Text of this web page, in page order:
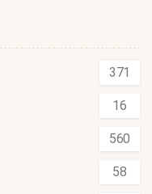
371
16
560
58